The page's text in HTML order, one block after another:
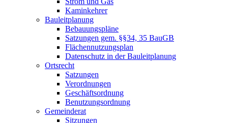
Kaminkehrer
Bauleitplanung
Bebauungspläne
Satzungen gem. §§34, 35 BauGB
Flächennutzungsplan
Datenschutz in der Bauleitplanung
Ortsrecht
Satzungen
Verordnungen
Geschäftsordnung
Benutzungsordnung
Gemeinderat
Sitzungen